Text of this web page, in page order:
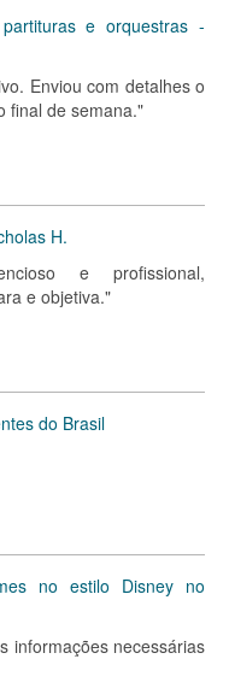
e orquestras -
Enviou com detalhes o
final de semana."
H.
e profissional,
e objetiva."
do Brasil
no estilo Disney no
informações necessárias